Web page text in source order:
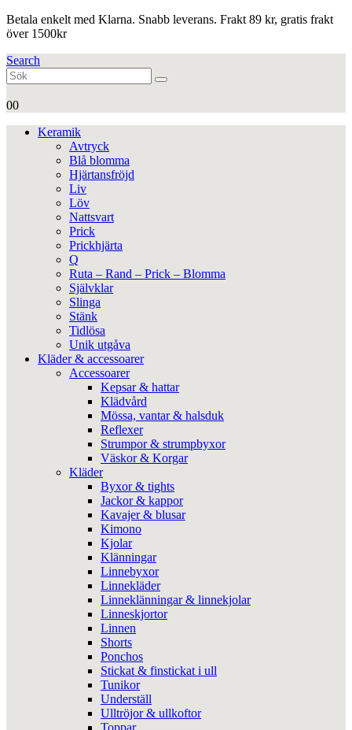
Betala enkelt med Klarna. Snabb leverans. Frakt 89 kr, gratis frakt
över 1500kr
Search
00
Keramik
Avtryck
Blå blomma
Hjärtansfröjd
Liv
Löv
Nattsvart
Prick
Prickhjärta
Q
Ruta – Rand – Prick – Blomma
Självklar
Slinga
Stänk
Tidlösa
Unik utgåva
Kläder & accessoarer
Accessoarer
Kepsar & hattar
Klädvård
Mössa, vantar & halsduk
Reflexer
Strumpor & strumpbyxor
Väskor & Korgar
Kläder
Byxor & tights
Jackor & kappor
Kavajer & blusar
Kimono
Kjolar
Klänningar
Linnebyxor
Linnekläder
Linneklänningar & linnekjolar
Linneskjortor
Linnen
Shorts
Ponchos
Stickat & finstickat i ull
Tunikor
Underställ
Ulltröjor & ullkoftor
Toppar